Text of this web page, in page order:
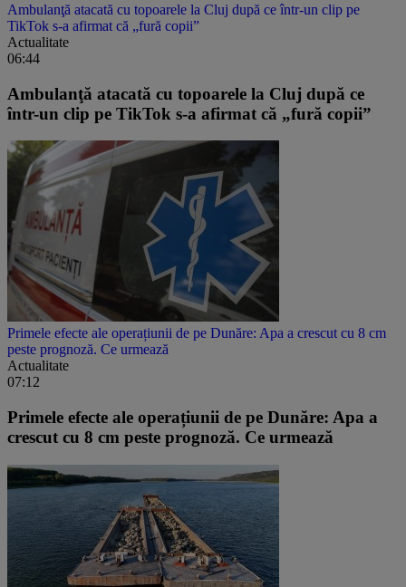
Ambulanţă atacată cu topoarele la Cluj după ce într-un clip pe
TikTok s-a afirmat că „fură copii”
Actualitate
06:44
Ambulanţă atacată cu topoarele la Cluj după ce
într-un clip pe TikTok s-a afirmat că „fură copii”
Primele efecte ale operațiunii de pe Dunăre: Apa a crescut cu 8 cm
peste prognoză. Ce urmează
Actualitate
07:12
Primele efecte ale operațiunii de pe Dunăre: Apa a
crescut cu 8 cm peste prognoză. Ce urmează